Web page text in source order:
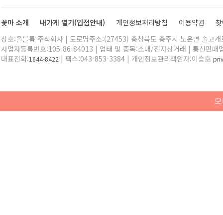
꽃마 소개 내가게 열기(입점안내) 개인정보처리방침 이용약관
상호:올블룸 주식회사 | 도로명주소:(27453) 충청북도 충주시 노은면 솔고
사업자등록번호:105-86-84013 | 업태 및 종목:소매/전자상거래 | 통신판매
대표전화:1644-8422 | 팩스:043-853-3384 | 개인정보관리책임자:이승호